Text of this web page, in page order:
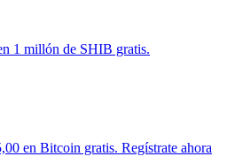
1 millón de SHIB gratis.
en Bitcoin gratis. Regístrate ahora